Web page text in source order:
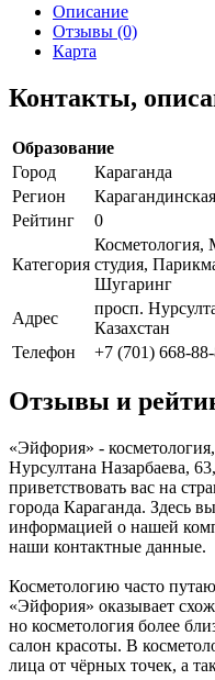
Описание
Отзывы (0)
Карта
Контакты,
Образование
Город
Караганда
Регион
Рейтинг
0
Категория
Косметология,
студия,
Шугаринг
Адрес
просп.
Казахстан
Телефон
+7 (701) 668-
Отзывы и
«Эйфория» -
Нурсултана Назарбаева,
приветствовать вас на
города Караганда. Здесь
информацией о нашей
наши контактные данные.
Косметологию часто
«Эйфория» оказывает
но косметология более
салон красоты. В
лица от чёрных точек, а